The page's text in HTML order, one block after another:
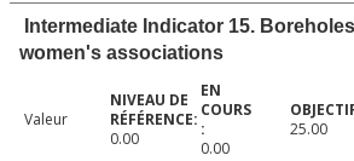
Intermediate Indicator 15.
women's associations
Valeur
0.00
0.00
25.00